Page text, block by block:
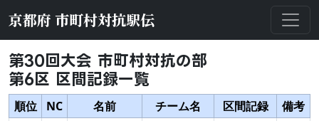
京都府 市町村対抗駅伝
第30回大会 市町村対抗の部
第6区 区間記録一覧
順位 NC 名前 チーム名 区間記録
備考